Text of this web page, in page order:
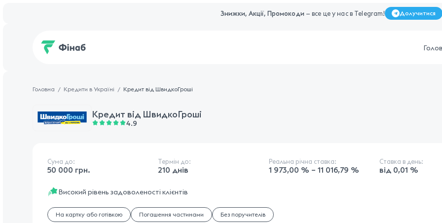
Знижки, Акції, Промокоди — все це у нас в Telegram! Долучитися
Головна Кредити в Україні Кредит від ШвидкоГроші
Кредит від ШвидкоГроші
4.9
Сума до:
50 000 грн.
Термін до:
210 днів
Реальна річна ставка:
1 973,00 % – 11 016,79 %
Ставка в день:
від 0,01 %
Високий рівень задоволеності клієнтів
На картку або готівкою Погашення частинами Без поручителів